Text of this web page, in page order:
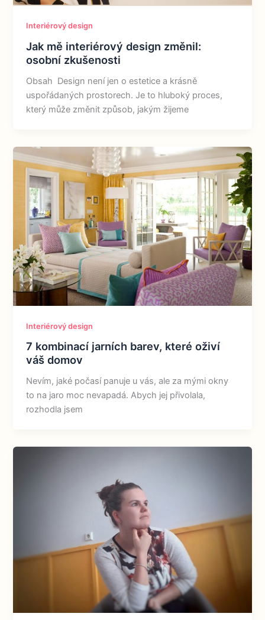
Interiérový design
Jak mě interiérový design změnil:
osobní zkušenosti
Obsah Design není jen o estetice a krásně
uspořádaných prostorech. Je to hluboký proces,
který může změnit způsob, jakým žijeme
Interiérový design
7 kombinací jarních barev, které oživí
váš domov
Nevím, jaké počasí panuje u vás, ale za mými okny
to na jaro moc nevapadá. Abych jej přivolala,
rozhodla jsem